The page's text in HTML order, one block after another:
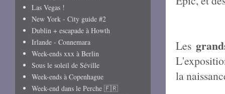
Les
la
Las Vegas !
New York - City guide #2
Dublin + escapade à Howth
Irlande - Connemara
Week-ends xxx à Berlin
Sous le soleil de Séville
Week-ends à Copenhague
Week-end dans le Perche 🇫🇷